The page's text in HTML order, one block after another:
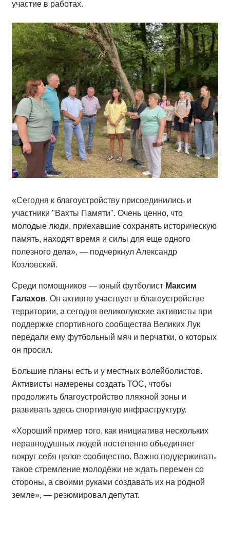
участие в работах.
«Сегодня к благоустройству присоединились и
участники "Вахты Памяти". Очень ценно, что
молодые люди, приехавшие сохранять историческую
память, находят время и силы для еще одного
полезного дела», — подчеркнул Александр
Козловский.
Среди помощников — юный футболист Максим
Галахов. Он активно участвует в благоустройстве
территории, а сегодня великолукские активисты при
поддержке спортивного сообщества Великих Лук
передали ему футбольный мяч и перчатки, о которых
он просил.
Большие планы есть и у местных волейболистов.
Активисты намерены создать ТОС, чтобы
продолжить благоустройство пляжной зоны и
развивать здесь спортивную инфраструктуру.
«Хороший пример того, как инициатива нескольких
неравнодушных людей постепенно объединяет
вокруг себя целое сообщество. Важно поддерживать
такое стремление молодёжи не ждать перемен со
стороны, а своими руками создавать их на родной
земле», — резюмировал депутат.